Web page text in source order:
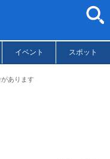
イベント スポット
あります